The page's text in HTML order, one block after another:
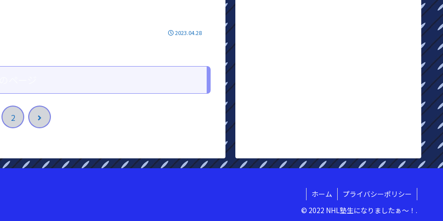
2023.04.28
2
次
ホーム
プライバシーポリシー
© 2022 NHL塾生になりましたぁ〜！.